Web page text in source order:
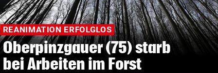
REANIMATION ERFOLGLOS
Oberpinzgauer (75) starb
bei Arbeiten im Forst